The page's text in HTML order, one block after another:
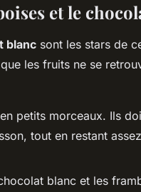
et le
blanc sont les stars de
les fruits ne se
petits morceaux. Ils
tout en restant
blanc et les